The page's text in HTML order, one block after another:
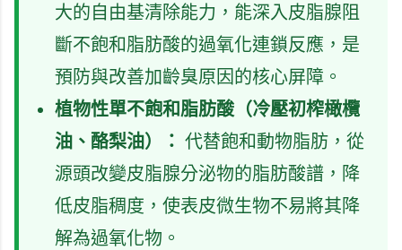
大的自由基清除能力，能深入皮脂腺阻
斷不飽和脂肪酸的過氧化連鎖反應，是
預防與改善加齡臭原因的核心屏障。
植物性單不飽和脂肪酸（冷壓初榨橄欖
油、酪梨油）： 代替飽和動物脂肪，從
源頭改變皮脂腺分泌物的脂肪酸譜，降
低皮脂稠度，使表皮微生物不易將其降
解為過氧化物。